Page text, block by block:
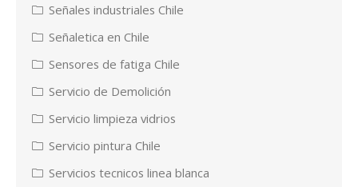
Señales industriales Chile
Señaletica en Chile
Sensores de fatiga Chile
Servicio de Demolición
Servicio limpieza vidrios
Servicio pintura Chile
Servicios tecnicos linea blanca